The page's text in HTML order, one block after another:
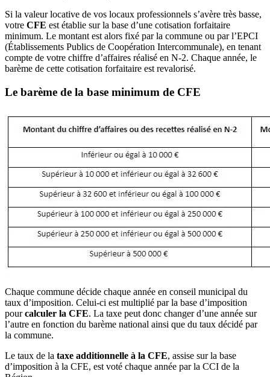
Si la valeur locative de vos locaux professionnels s’avère très basse,
votre CFE est établie sur la base d’une cotisation forfaitaire
minimum. Le montant est alors fixé par la commune ou par l’EPCI
(Établissements Publics de Coopération Intercommunale), en tenant
compte de votre chiffre d’affaires réalisé en N-2. Chaque année, le
barème de cette cotisation forfaitaire est revalorisé.
Le barème de la base minimum de CFE
Chaque commune décide chaque année en conseil municipal du
taux d’imposition. Celui-ci est multiplié par la base d’imposition
pourcalculer la CFE. La taxe peut donc changer d’une année sur
l’autre en fonction du barème national ainsi que du taux décidé par
la commune.
Le taux de la taxe additionnelle à la CFE, assise sur la base
d’imposition à la CFE, est voté chaque année par la CCI de la